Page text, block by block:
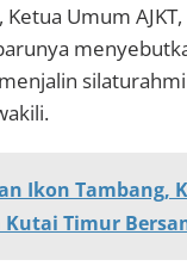
Umum
Ikon Tambang,
Timur